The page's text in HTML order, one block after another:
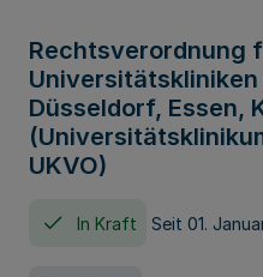
Rechtsverordnung
Universitätskliniken
Düsseldorf, Essen,
UKVO)
In Kraft Seit 01.